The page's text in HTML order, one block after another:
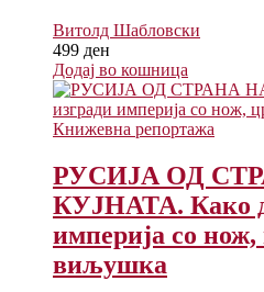
Витолд Шабловски
499 ден
Додај во кошница
Книжевна репортажа
РУСИЈА ОД
КУЈНАТА. Како
империја со
виљушка